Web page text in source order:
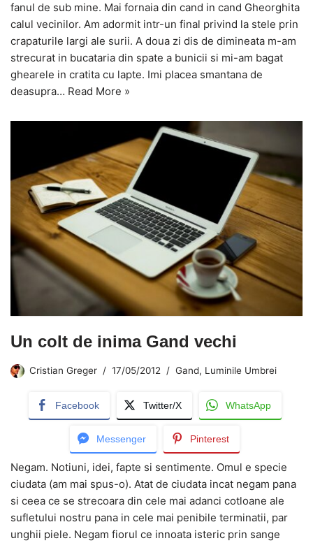
fanul de sub mine. Mai fornaia din cand in cand Gheorghita
calul vecinilor. Am adormit intr-un final privind la stele prin
crapaturile largi ale surii. A doua zi dis de dimineata m-am
strecurat in bucataria din spate a bunicii si mi-am bagat
ghearele in cratita cu lapte. Imi placea smantana de
deasupra… Read More »
Un colt de inima Gand vechi
Cristian Greger 17/05/2012 Gand, Luminile Umbrei
Facebook Twitter/X WhatsApp
Messenger Pinterest
Negam. Notiuni, idei, fapte si sentimente. Omul e specie
ciudata (am mai spus-o). Atat de ciudata incat negam pana
si ceea ce se strecoara din cele mai adanci cotloane ale
sufletului nostru pana in cele mai penibile terminatii, par
unghii piele. Negam fiorul ce innoata isteric prin sange